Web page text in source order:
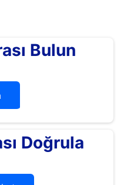
Bulun
Doğrula